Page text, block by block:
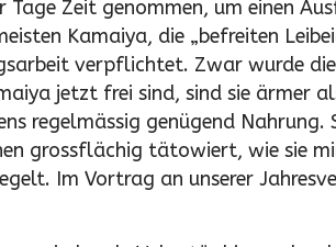
Tage Zeit genommen, um einen
Kamaiya, die „befreiten
verpflichtet. Zwar wurde
jetzt frei sind, sind sie ärmer
regelmässig genügend
grossflächig tätowiert, wie sie
Im Vortrag an unserer